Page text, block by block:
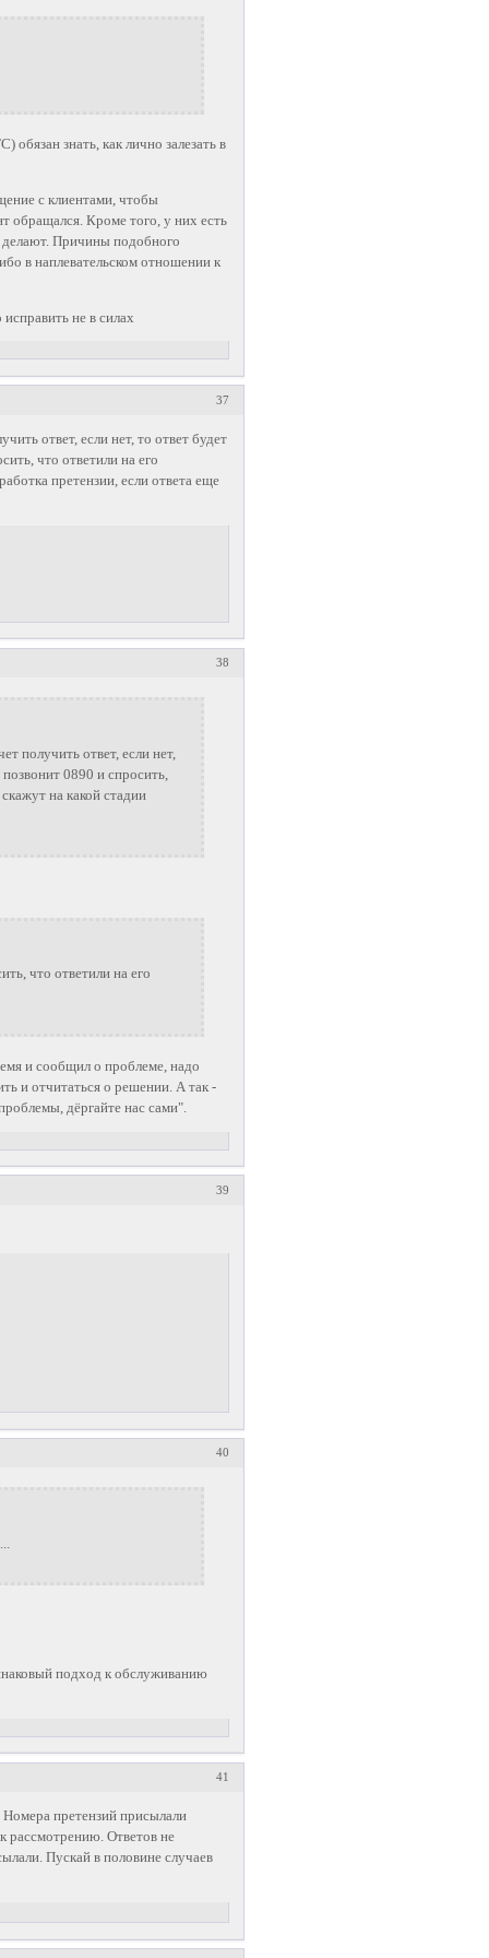
знать, как лично залезать в
с клиентами, чтобы
обращался. Кроме того, у них есть
делают. Причины подобного
в наплевательском отношении к
не в силах
37
ответ, если нет, то ответ будет
что ответили на его
претензии, если ответа еще
38
получить ответ, если нет,
0890 и спросить,
на какой стадии
что ответили на его
и сообщил о проблеме, надо
и отчитаться о решении. А так -
дёргайте нас сами".
39
40
подход к обслуживанию
41
Номера претензий присылали
рассмотрению. Ответов не
Пускай в половине случаев